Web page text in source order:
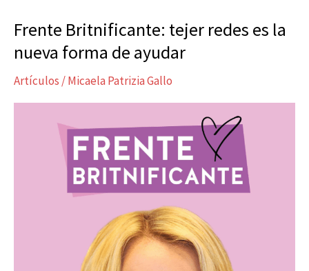
Frente Britnificante: tejer redes es la
nueva forma de ayudar
Artículos /Micaela Patrizia Gallo
Frente
Britnificante:
redes
es